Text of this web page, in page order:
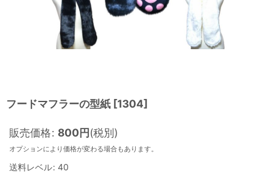
フードマフラーの型紙 [1304]
販売価格: 800円(税別)
オプションにより価格が変わる場合もあります。
送料レベル: 40